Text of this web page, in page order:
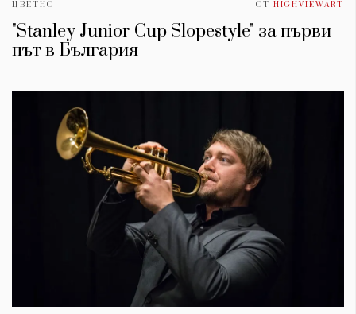
ЦВЕТНО ОТ HIGHVIEWART
"Stanley Junior Cup Slopestyle" за първи
път в България